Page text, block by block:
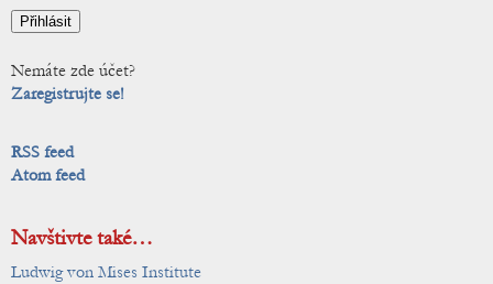
Nemáte zde účet?
Zaregistrujte se!
RSS feed
Atom feed
Navštivte také…
Ludwig von Mises Institute